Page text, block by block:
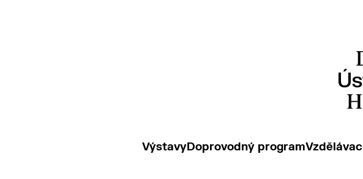
VýstavyDoprovodný program